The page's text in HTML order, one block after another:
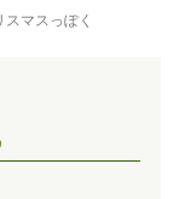
マスっぽく